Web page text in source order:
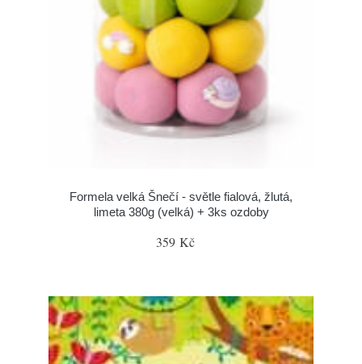
Formela velká Šnečí - světle fialová, žlutá,
limeta 380g (velká) + 3ks ozdoby
359 Kč